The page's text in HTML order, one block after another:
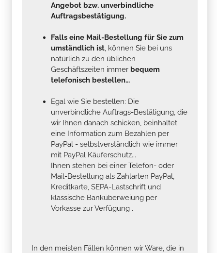
Angebot bzw. unverbindliche
Auftragsbestätigung.
Falls eine Mail-Bestellung für Sie zum
umständlich ist, können Sie bei uns
natürlich zu den üblichen
Geschäftszeiten immer bequem
telefonisch bestellen...
Egal wie Sie bestellen: Die
unverbindliche Auftrags-Bestätigung, die
wir Ihnen danach schicken, beinhaltet
eine Information zum Bezahlen per
PayPal - selbstverständlich wie immer
mit PayPal Käuferschutz...
Ihnen stehen bei einer Telefon- oder
Mail-Bestellung als Zahlarten PayPal,
Kreditkarte, SEPA-Lastschrift und
klassische Banküberweiung per
Vorkasse zur Verfügung .
In den meisten Fällen können wir Ware, die in